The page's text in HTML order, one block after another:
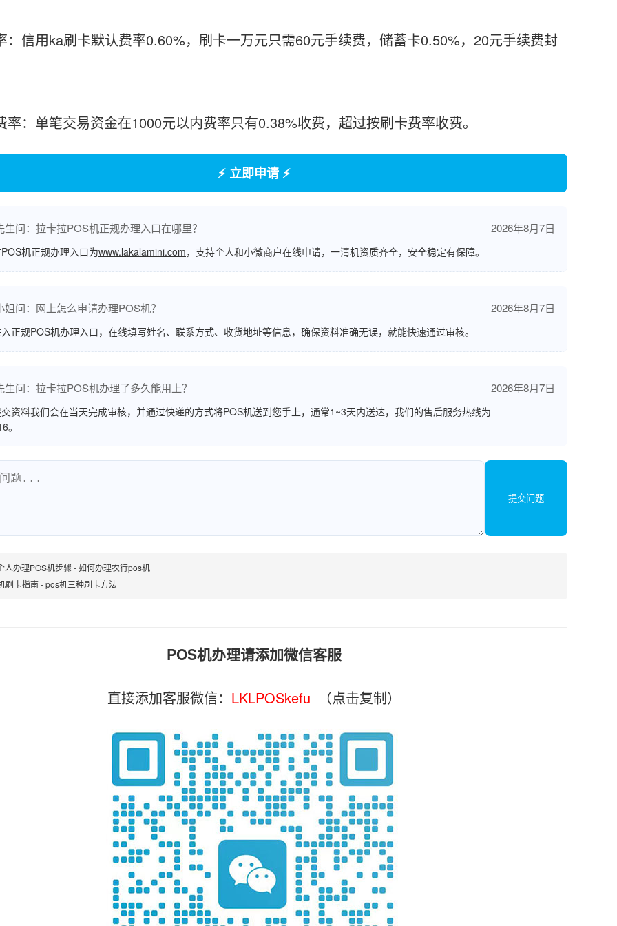
：信用ka刷卡默认费率0.60%，刷卡一万元只需60元手续费，储蓄卡0.50%，20元手续费封
率：单笔交易资金在1000元以内费率只有0.38%收费，超过按刷卡费率收费。
⚡ 立即申请 ⚡
生问：拉卡拉POS机正规办理入口在哪里？ 2026年8月7日
机正规办理入口为www.lakalamini.com，支持个人和小微商户在线申请，一清机资质齐全，安全稳定有保障。
姐问：网上怎么申请办理POS机？ 2026年8月7日
正规POS机办理入口，在线填写姓名、联系方式、收货地址等信息，确保资料准确无误，就能快速通过审核。
生问：拉卡拉POS机办理了多久能用上？ 2026年8月7日
资料我们会在当天完成审核，并通过快递的方式将POS机送到您手上，通常1~3天内送达，我们的售后服务热线为
。
提交问题
人办理POS机步骤 - 如何办理农行pos机
刷卡指南 - pos机三种刷卡方法
POS机办理请添加微信客服
直接添加客服微信： LKLPOSkefu_ （点击复制）